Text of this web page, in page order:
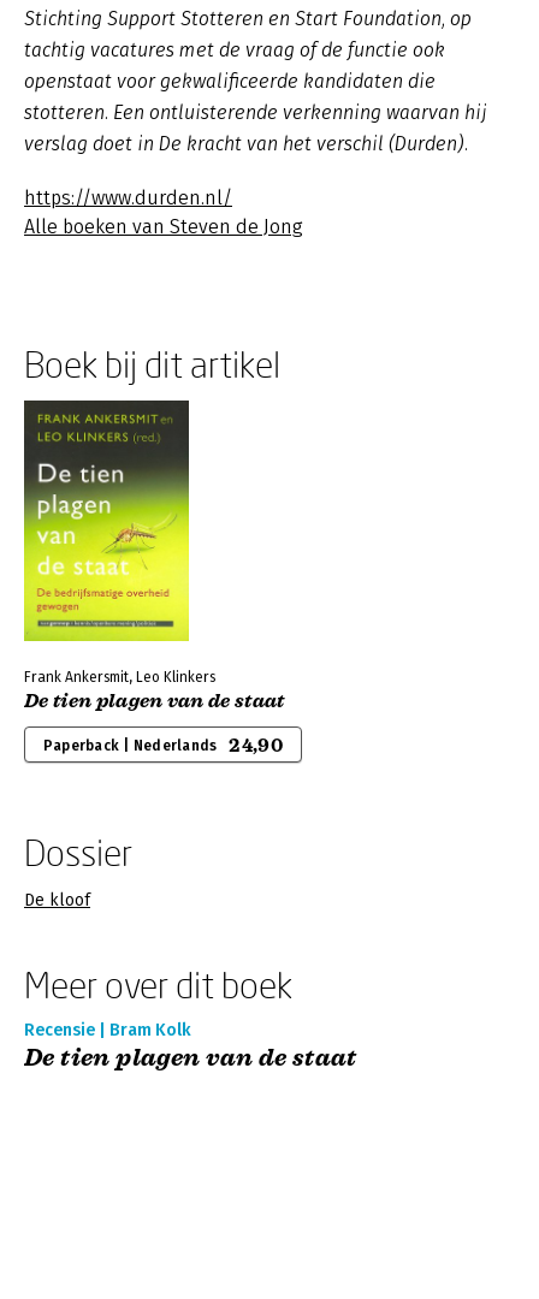
Stichting Support Stotteren en Start Foundation, op
tachtig vacatures met de vraag of de functie ook
openstaat voor gekwalificeerde kandidaten die
stotteren. Een ontluisterende verkenning waarvan hij
verslag doet in De kracht van het verschil (Durden).
https://www.durden.nl/
Alle boeken van Steven de Jong
Boek bij dit artikel
Frank Ankersmit, Leo Klinkers
De tien plagen van de staat
Paperback | Nederlands 24,90
Dossier
De kloof
Meer over dit boek
Recensie | Bram Kolk
De tien plagen van de staat